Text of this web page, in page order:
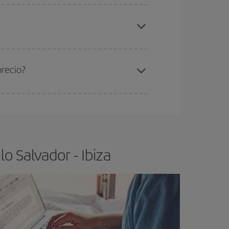
Salvador - Ibiza